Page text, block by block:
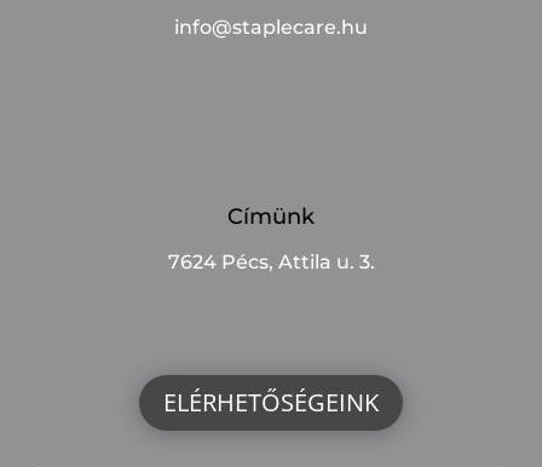
info@staplecare.hu
Címünk
7624 Pécs, Attila u. 3.
ELÉRHETŐSÉGEINK